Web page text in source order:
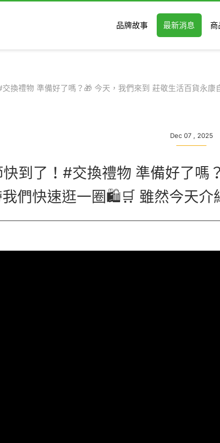
品牌故事 最新消息
交換禮物 準備好了嗎？🎁 今天，我們來到 莊敬生活百貨永
Dec 07 , 2025
快到了！#交換禮物 準備好了嗎
們快速逛一圈🛍️🛒 雖然今天介